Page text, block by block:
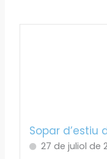
Sopar d’estiu
27 de juliol de